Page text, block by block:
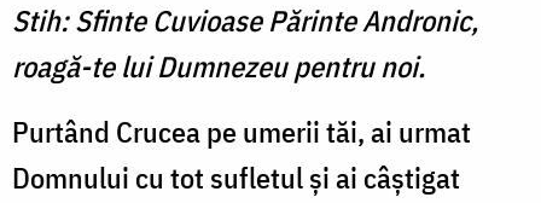
Stih: Sfinte Cuvioase Părinte Andronic,
roagă-te lui Dumnezeu pentru noi.
Purtând Crucea pe umerii tăi, ai urmat
Domnului cu tot sufle­tul şi ai câştigat